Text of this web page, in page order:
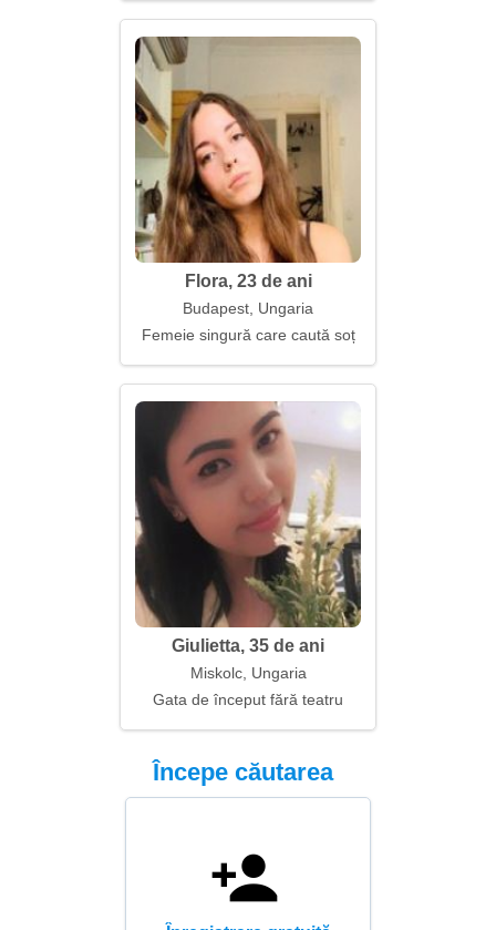
Flora, 23 de ani
Budapest, Ungaria
Femeie singură care caută soț
Giulietta, 35 de ani
Miskolc, Ungaria
Gata de început fără teatru
Începe căutarea